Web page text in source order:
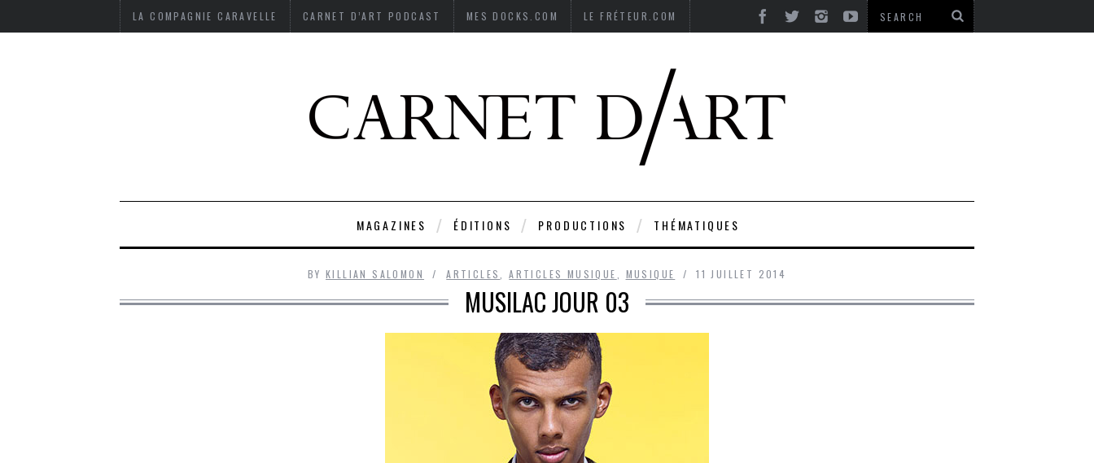
LA COMPAGNIE CARAVELLE CARNET D’ART PODCAST MES DOCKS.COM LE FRÉTEUR.COM
MAGAZINES ÉDITIONS PRODUCTIONS THÉMATIQUES
BYKILLIAN SALOMON ARTICLES ,ARTICLES MUSIQUE MUSIQUE 11 JUILLET 2014
MUSILAC JOUR 03